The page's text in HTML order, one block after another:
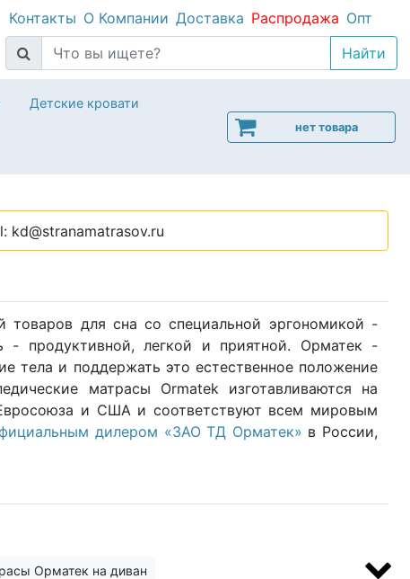
Контакты О Компании Доставка Распродажа Опт
Детские кровати
нет товара
kd@stranamatrasov.ru
товаров для сна со специальной эргономикой -
продуктивной, легкой и приятной. Орматек -
тела и поддержать это естественное положение
матрасы Ormatek изготавливаются на
и США и соответствуют всем мировым
дилером «ЗАО ТД Орматек» в России,
Орматек на диван